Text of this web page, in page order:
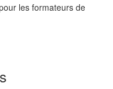
les formateurs de